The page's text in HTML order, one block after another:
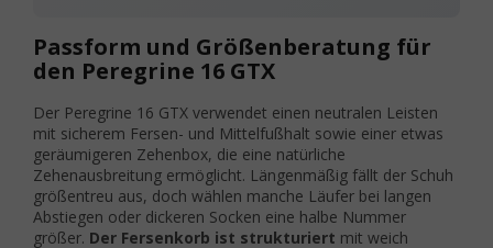
Passform und Größenberatung für
den Peregrine 16 GTX
Der Peregrine 16 GTX verwendet einen neutralen Leisten
mit sicherem Fersen- und Mittelfußhalt sowie einer etwas
geräumigeren Zehenbox, die eine natürliche
Zehenausbreitung ermöglicht. Längenmäßig fällt der Schuh
größentreu aus, doch wählen manche Läufer bei langen
Abstiegen oder dickeren Socken eine halbe Nummer
größer. Der Fersenkorb ist strukturiert mit weich